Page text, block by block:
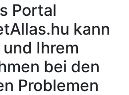
Portal
kann
Ihrem
bei den
Problemen